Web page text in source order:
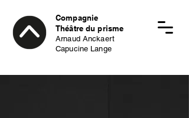
Compagnie
Théâtre du prisme
Arnaud Anckaert
Capucine Lange